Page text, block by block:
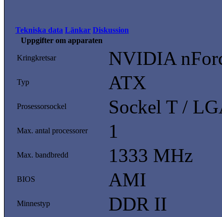
Tekniska data Länkar Diskussion
Uppgifter om apparaten
Kringkretsar NVIDIA
Typ ATX
Prosessorsockel Sockel T /
Max. antal processorer 1
Max. bandbredd 1333 MHz
BIOS AMI
Minnestyp DDR II